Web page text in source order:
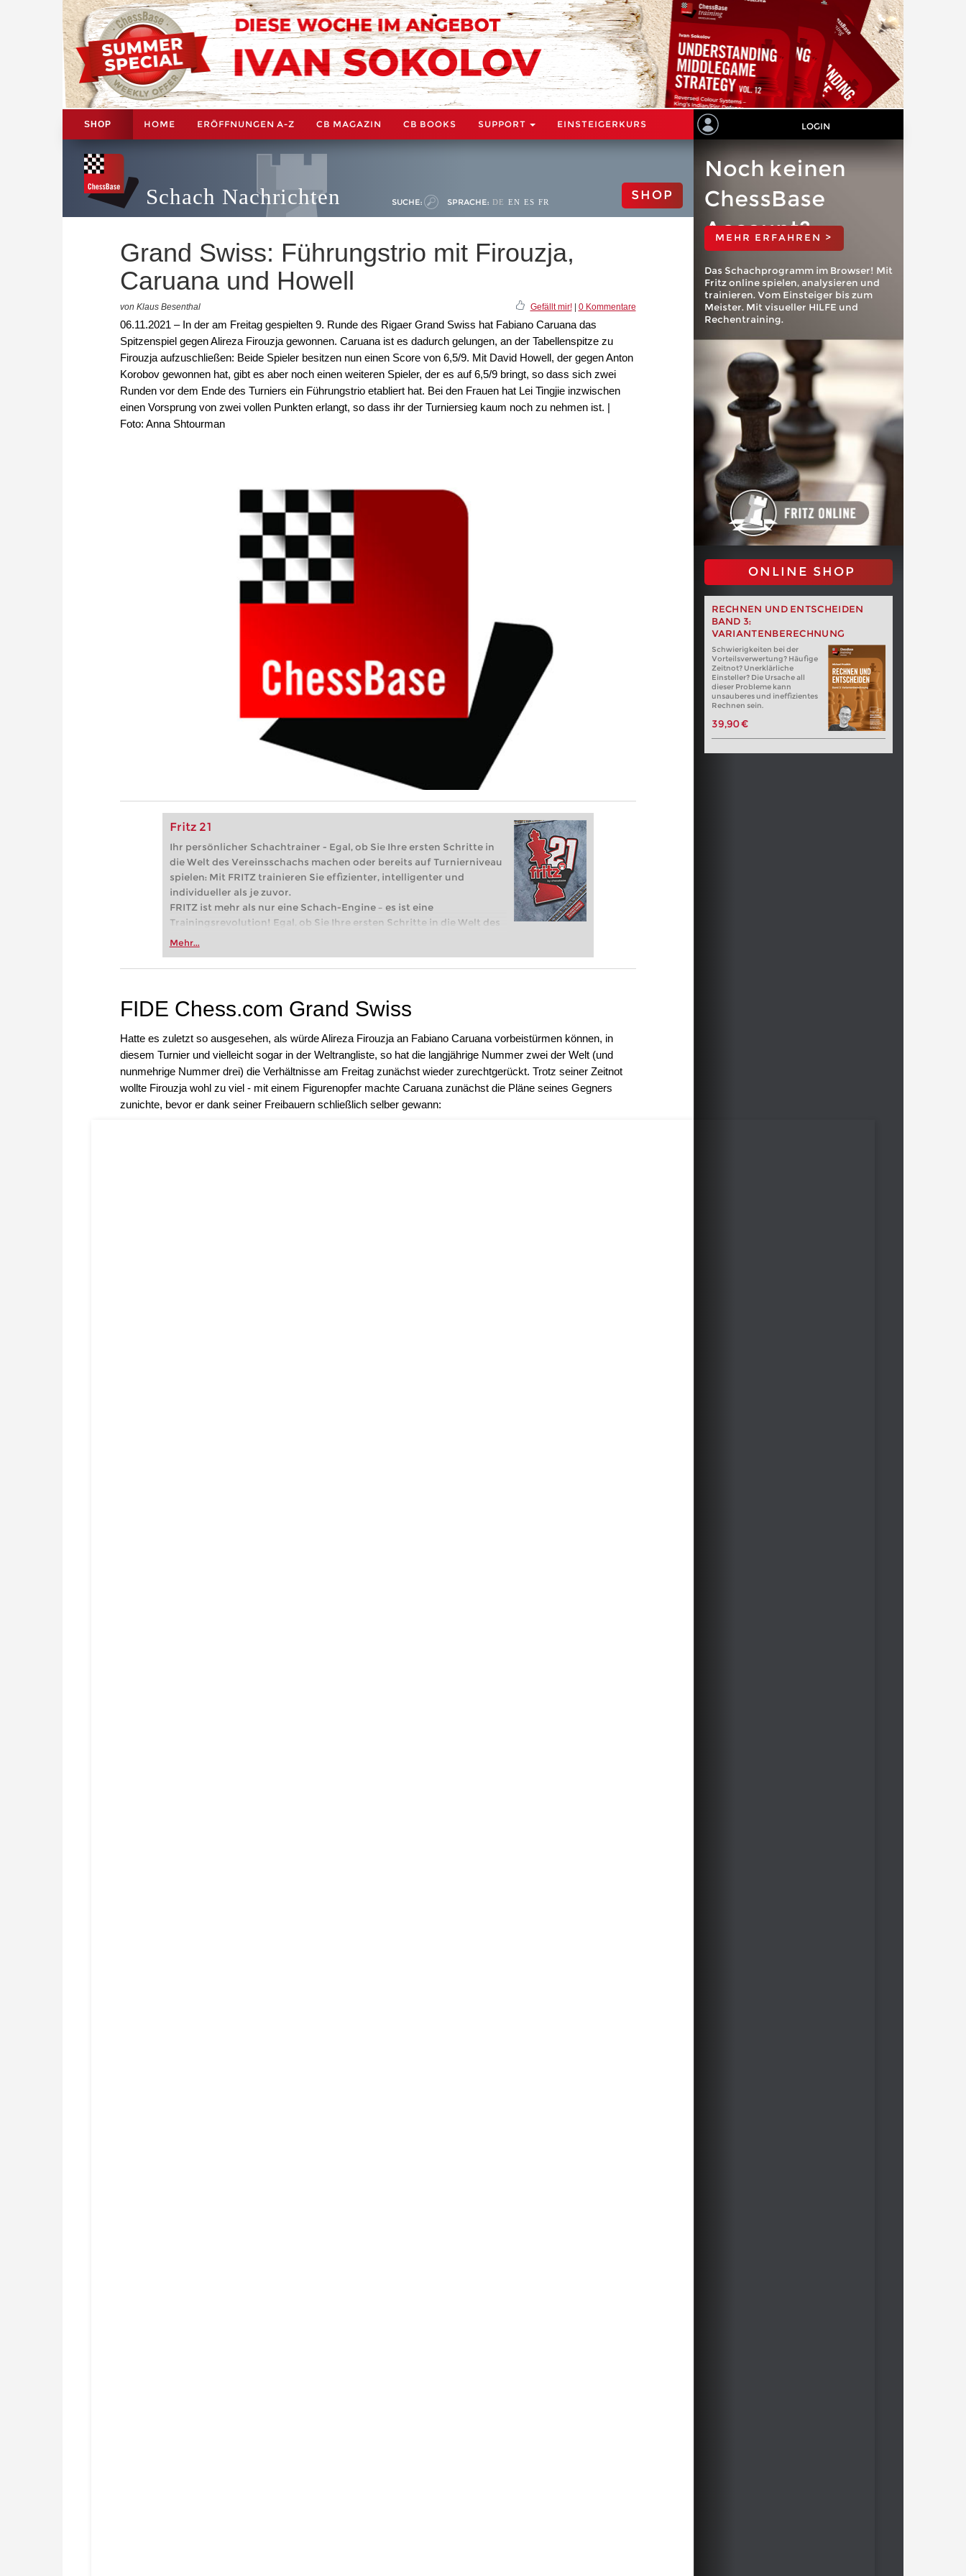
SHOP HOME ERÖFFNUNGEN A-Z CB MAGAZIN CB BOOKS SUPPORT EINSTEIGERKURS LOGIN
Schach Nachrichten SUCHE: SPRACHE: DE EN ES FR SHOP
Grand Swiss: Führungstrio mit Firouzja,
Caruana und Howell
von Klaus Besenthal Gefällt mir!| 0 Kommentare
06.11.2021 – In der am Freitag gespielten 9. Runde des Rigaer Grand Swiss hat Fabiano Caruana das
Spitzenspiel gegen Alireza Firouzja gewonnen. Caruana ist es dadurch gelungen, an der Tabellenspitze zu
Firouzja aufzuschließen: Beide Spieler besitzen nun einen Score von 6,5/9. Mit David Howell, der gegen Anton
Korobov gewonnen hat, gibt es aber noch einen weiteren Spieler, der es auf 6,5/9 bringt, so dass sich zwei
Runden vor dem Ende des Turniers ein Führungstrio etabliert hat. Bei den Frauen hat Lei Tingjie inzwischen
einen Vorsprung von zwei vollen Punkten erlangt, so dass ihr der Turniersieg kaum noch zu nehmen ist. |
Foto: Anna Shtourman
Fritz 21
Ihr persönlicher Schachtrainer - Egal, ob Sie Ihre ersten Schritte in
die Welt des Vereinsschachs machen oder bereits auf Turnierniveau
spielen: Mit FRITZ trainieren Sie effizienter, intelligenter und
individueller als je zuvor.
FRITZ ist mehr als nur eine Schach-Engine – es ist eine
Trainingsrevolution! Egal, ob Sie Ihre ersten Schritte in die Welt des
Vereinsschachs machen oder bereits auf Turnierniveau spielen: Mit
zuvor.
Mehr...
Noch keinen
ChessBase
Account?
MEHR ERFAHREN >
Das Schachprogramm im Browser! Mit
Fritz online spielen, analysieren und
trainieren. Vom Einsteiger bis zum
Meister. Mit visueller HILFE und
Rechentraining.
ONLINE SHOP
RECHNEN UND ENTSCHEIDEN
BAND 3:
VARIANTENBERECHNUNG
Schwierigkeiten bei der
Vorteilsverwertung? Häufige
Zeitnot? Unerklärliche
Einsteller? Die Ursache all
dieser Probleme kann
unsauberes und ineffizientes
Rechnen sein.
39,90 €
FIDE Chess.com Grand Swiss
Hatte es zuletzt so ausgesehen, als würde Alireza Firouzja an Fabiano Caruana vorbeistürmen können, in
diesem Turnier und vielleicht sogar in der Weltrangliste, so hat die langjährige Nummer zwei der Welt (und
nunmehrige Nummer drei) die Verhältnisse am Freitag zunächst wieder zurechtgerückt. Trotz seiner Zeitnot
wollte Firouzja wohl zu viel - mit einem Figurenopfer machte Caruana zunächst die Pläne seines Gegners
zunichte, bevor er dank seiner Freibauern schließlich selber gewann: